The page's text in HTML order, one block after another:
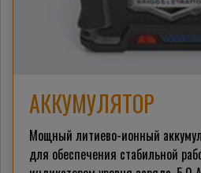
АККУМУЛЯТОР
Мощный литиево-ионный
для обеспечения стабильной